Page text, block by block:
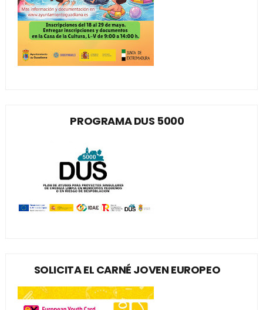
PROGRAMA DUS 5000
SOLICITA EL CARNÉ JOVEN EUROPEO